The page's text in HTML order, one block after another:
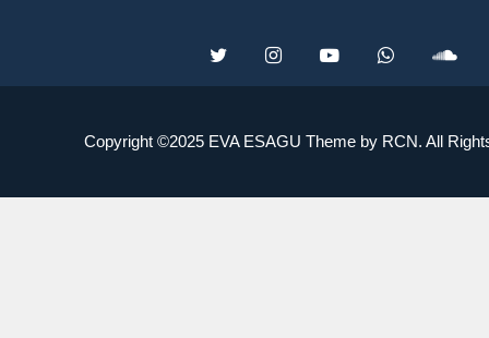
Copyright ©2025 EVA ESAGU Theme by RCN. All